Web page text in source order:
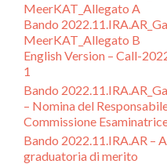
MeerKAT_Allegato A
Bando
MeerKAT_Allegato B
English Version – Call-
1
Bando
– Nomina del
Commissione
Bando 2022.11.IRA.AR –
graduatoria di merito